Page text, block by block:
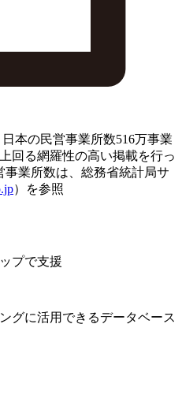
本の民営事業所数516万事業
回る網羅性の高い掲載を行っ
業所数は、総務省統計局サ
）を参照
プで支援
グに活用できるデータベース